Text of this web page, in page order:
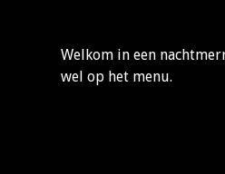
Welkom in een
wel op het menu.